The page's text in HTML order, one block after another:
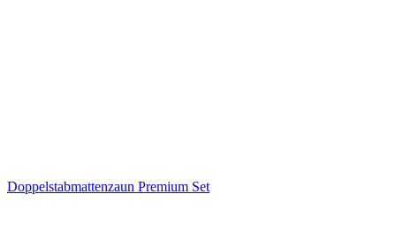
Doppelstabmattenzaun Premium Set